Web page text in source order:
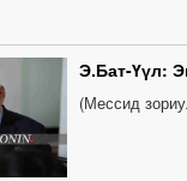
Э.Бат-Үүл:
(Мессид